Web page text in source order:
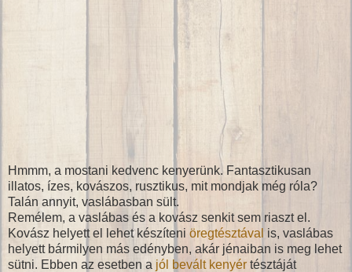
Hmmm, a mostani kedvenc kenyerünk. Fantasztikusan
illatos, ízes, kovászos, rusztikus, mit mondjak még róla?
Talán annyit, vaslábasban sült.
Remélem, a vaslábas és a kovász senkit sem riaszt el.
Kovász helyett el lehet készíteni öregtésztával is, vaslábas
helyett bármilyen más edényben, akár jénaiban is meg lehet
sütni. Ebben az esetben a jól bevált kenyér tésztáját